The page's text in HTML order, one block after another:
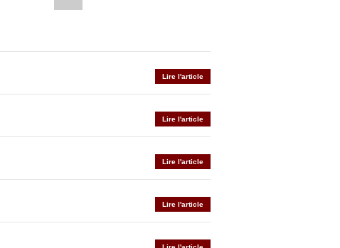
Lire l'article
Lire l'article
Lire l'article
Lire l'article